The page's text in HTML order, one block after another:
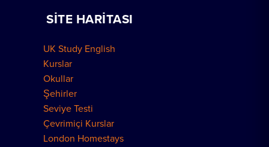
Grup Rezervasyonları
Nasıl Rezervasyon Yapılır
Londra Konutları
SITE HARITASI
UK Study English
Kurslar
Okullar
Şehirler
Seviye Testi
Çevrimiçi Kurslar
London Homestays